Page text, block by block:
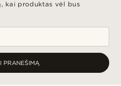
kai produktas vėl bus
PRANEŠIMĄ